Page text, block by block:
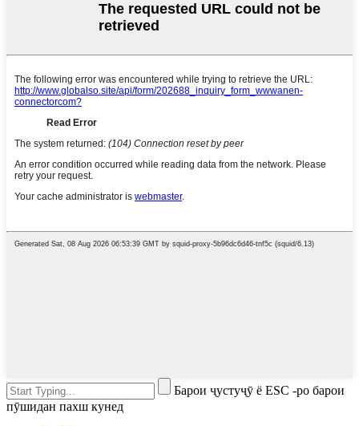
Барои ҷустуҷӯ ё ESC -ро барои
пӯшидан пахш кунед